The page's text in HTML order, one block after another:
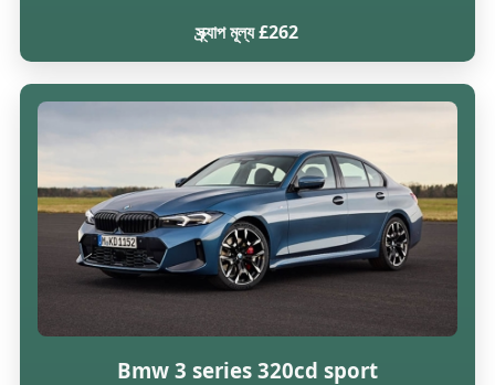
স্ক্র্যাপ মূল্য £262
Bmw 3 series 320cd sport